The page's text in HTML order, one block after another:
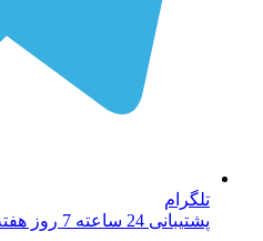
تلگرام
پشتیبانی 24 ساعته 7 روز هفته